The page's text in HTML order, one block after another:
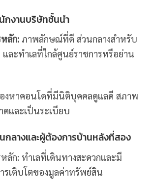
กงานบริษัทชั้นนำ
ลัก:ภาพลักษณ์ที่ดี ส่วนกลางสำหรับ
และทำเลที่ใกล้ศูนย์ราชการหรือย่าน
หาคอนโดที่มีนิติบุคคลดูแลดี สภาพ
ดและเป็นระเบียบ
กลางและผู้ต้องการบ้านหลังที่สอง
ลัก: ทำเลที่เดินทางสะดวกและมี
รเติบโตของมูลค่าทรัพย์สิน